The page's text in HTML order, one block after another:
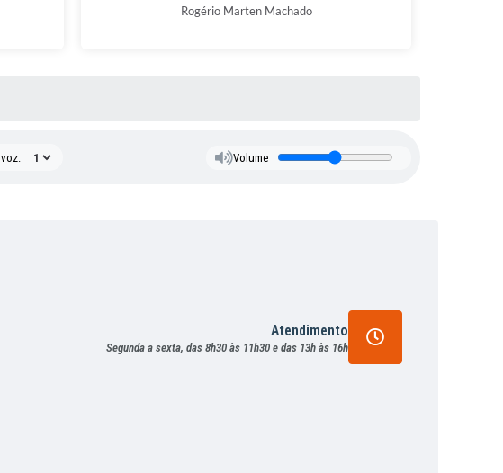
Rogério Marten Machado
Volume
Atendimento
Segunda a sexta, das 8h30 às 11h30 e das 13h às 16h